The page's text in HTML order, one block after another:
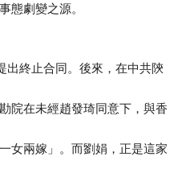
態劇變之源。
出終止合同。後來，在中共陝
院在未經趙發琦同意下，與香
女兩嫁」。而劉娟，正是這家